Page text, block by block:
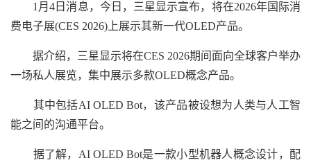
1月4日消息，今日，三星显示宣布，将在2026年国际消
费电子展(CES 2026)上展示其新一代OLED产品。
据介绍，三星显示将在CES 2026期间面向全球客户举办
一场私人展览，集中展示多款OLED概念产品。
其中包括AI OLED Bot，该产品被设想为人类与人工智
能之间的沟通平台。
据了解，AI OLED Bot是一款小型机器人概念设计，配